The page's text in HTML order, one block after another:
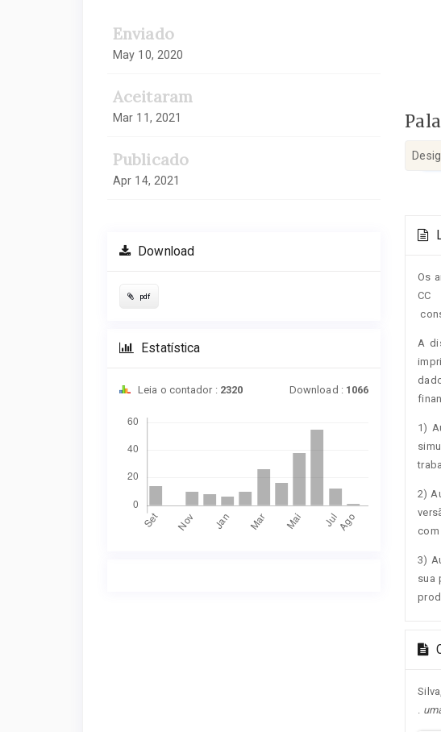
Enviado
May 10, 2020
Aceitaram
Mar 11, 2021
Publicado
Apr 14, 2021
Download
pdf
Estatística
Leia o contador : 2320 Download : 1066
do
Os
A
1)
2)
com
3)
sua
.